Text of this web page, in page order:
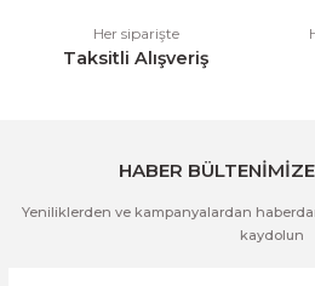
Her siparişte
Taksitli Alışveriş
HABER
Yeniliklerden ve kampanyalardan
kaydolun